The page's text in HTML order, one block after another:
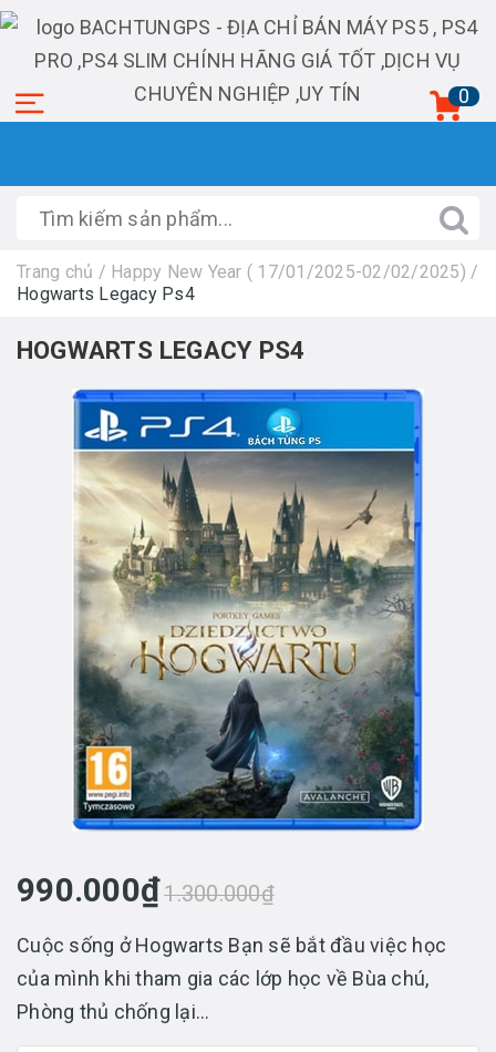
0
Trang chủ / Happy New Year ( 17/01/2025-02/02/2025) /
Hogwarts Legacy Ps4
HOGWARTS LEGACY PS4
990.000₫1.300.000₫
Cuộc sống ở Hogwarts Bạn sẽ bắt đầu việc học
của mình khi tham gia các lớp học về Bùa chú,
Phòng thủ chống lại...